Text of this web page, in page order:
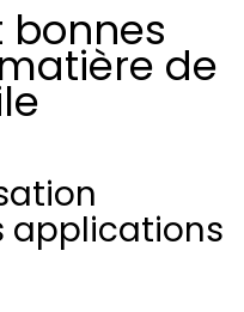
bonnes
de
applications